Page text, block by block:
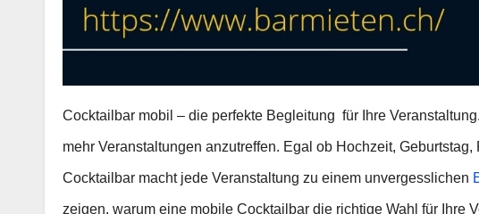
Cocktailbar mobil – die perfekte Begleitung für Ihre
mehr Veranstaltungen anzutreffen. Egal ob Hochzeit,
Cocktailbar macht jede Veranstaltung zu einem unvergesslichen
zeigen, warum eine mobile Cocktailbar die richtige Wahl für Ihre